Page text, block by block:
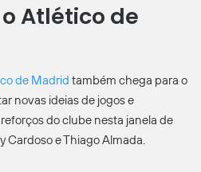
Atlético de
de Madrid também chega para o
novas ideias de jogos e
do clube nesta janela de
Cardoso e Thiago Almada.